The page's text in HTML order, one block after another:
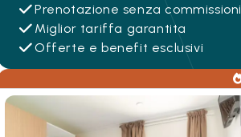
Prenotazione senza commissioni
Miglior tariffa garantita
Offerte e benefit esclusivi